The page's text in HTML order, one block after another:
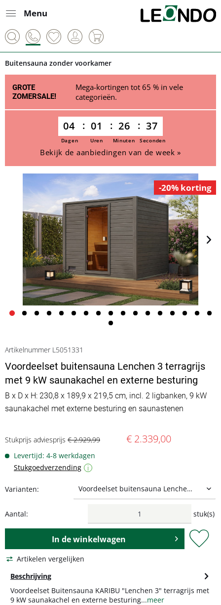
Menu
Buitensauna zonder voorkamer
GROTE
ZOMERSALE!
Mega-kortingen tot 65 % in vele
categorieën.
04 01 26 37
Dagen Uren Minuten Seconden
Bekijk de aanbiedingen van de week »
-20% korting
Artikelnummer L5051331
Voordeelset buitensauna Lenchen 3 terragrijs
met 9 kW saunakachel en externe besturing
B x D x H: 230,8 x 189,9 x 219,5 cm, incl. 2 ligbanken, 9 kW
saunakachel met externe besturing en saunastenen
Stukprijs adviesprijs € 2.929,99 € 2.339,00
Levertijd: 4-8 werkdagen
Stukgoedverzending
i
Varianten:
Aantal: stuk(s)
In dewinkelwagen
Artikelen vergelijken
Beschrijving
Voordeelset Buitensauna KARIBU "Lenchen 3" terragrijs met
9 kW saunakachel en externe besturing...meer